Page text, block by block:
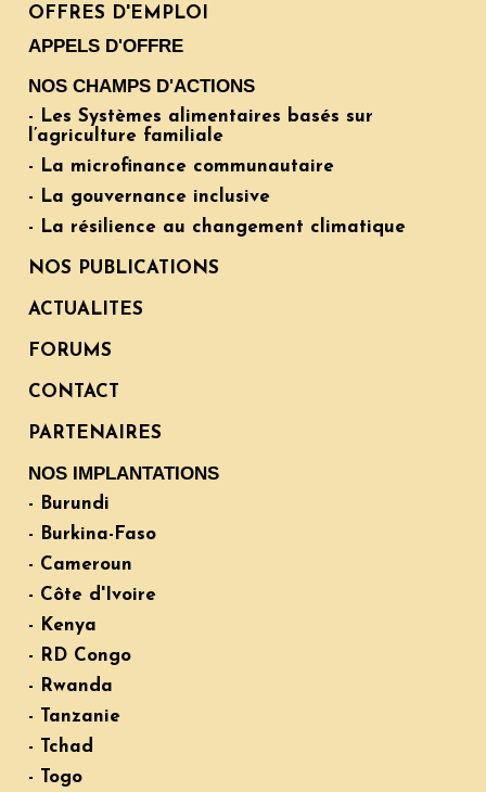
OFFRES D'EMPLOI
APPELS D'OFFRE
NOS CHAMPS D'ACTIONS
- Les Systèmes alimentaires basés sur
l’agriculture familiale
- La microfinance communautaire
- La gouvernance inclusive
- La résilience au changement climatique
NOS PUBLICATIONS
ACTUALITES
FORUMS
CONTACT
PARTENAIRES
NOS IMPLANTATIONS
- Burundi
- Burkina-Faso
- Cameroun
- Côte d'Ivoire
- Kenya
- RD Congo
- Rwanda
- Tanzanie
- Tchad
- Togo